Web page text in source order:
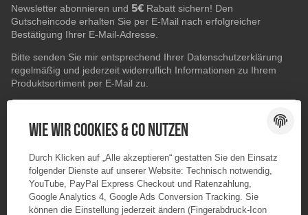
Newsletter abonnieren und 5€ Rabatt sichern! Den
Gutscheincode erhalten Sie per E-Mail nach erfolgreicher
Bestätigung Ihrer E-Mail-Adresse.
Bitte senden Sie mir entsprechend Ihrer Datenschutzerklärung
regelmäßig und jederzeit widerruflich Informationen zu Ihrem
Produktsortiment per E-Mail zu.
ABONNIEREN
Wie wir Cookies & Co nutzen
Durch Klicken auf „Alle akzeptieren“ gestatten Sie den Einsatz
folgender Dienste auf unserer Website: Technisch notwendig,
YouTube, PayPal Express Checkout und Ratenzahlung,
Google Analytics 4, Google Ads Conversion Tracking. Sie
können die Einstellung jederzeit ändern (Fingerabdruck-Icon